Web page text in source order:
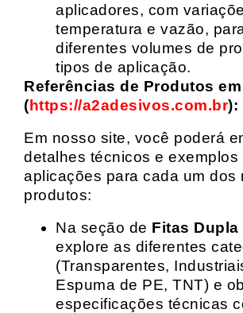
aplicadores, com
temperatura e vazão,
diferentes volumes de
tipos de aplicação.
Referências de Produtos
(https://a2adesivos.com.br):
Em nosso site, você poderá
detalhes técnicos e exemplos
aplicações para cada um dos
produtos:
Na seção de Fitas Dupla
explore as diferentes
(Transparentes,
Espuma de PE, TNT) e
especificações técnicas